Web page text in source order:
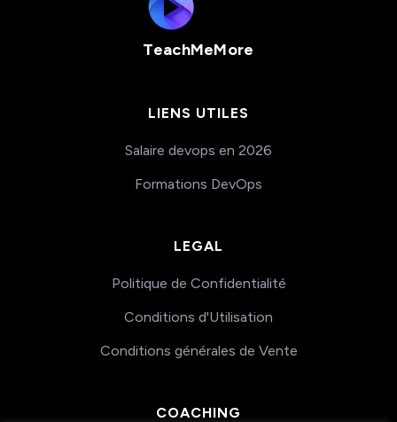
TeachMeMore
LIENS UTILES
Salaire devops en 2026
Formations DevOps
LEGAL
Politique de Confidentialité
Conditions d'Utilisation
Conditions générales de Vente
COACHING